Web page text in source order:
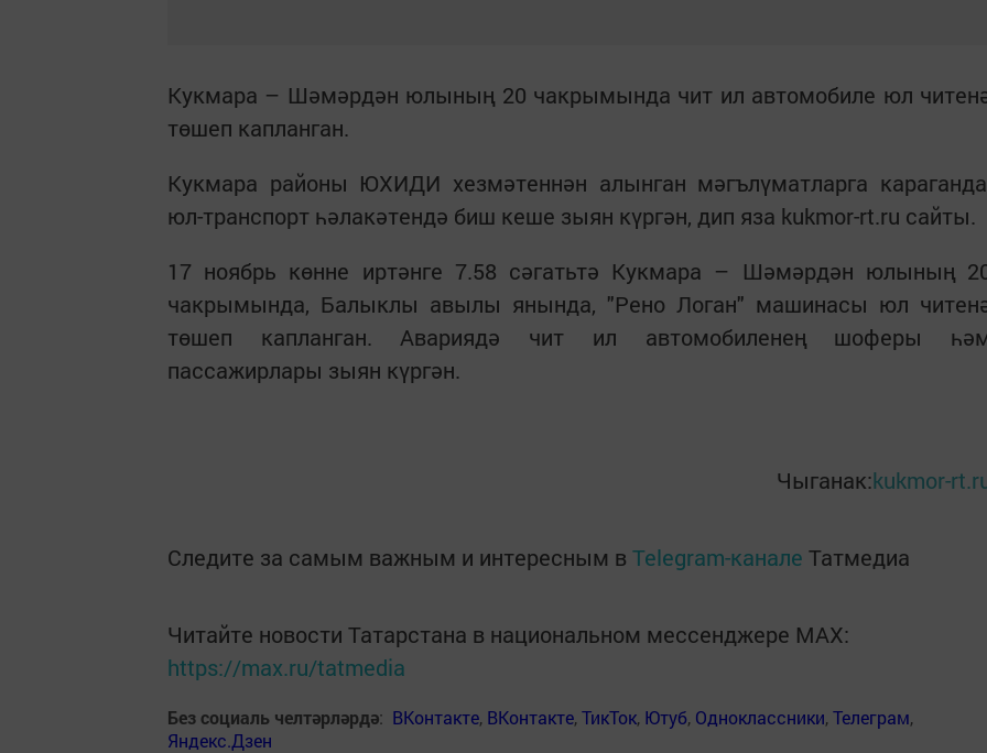
Кукмара – Шәмәрдән юлының 20 чакрымында чит ил автомобиле юл
төшеп капланган.
Кукмара районы ЮХИДИ хезмәтеннән алынган мәгълүматларга
юл-транспорт һәлакәтендә биш кеше зыян күргән, дип яза kukmor-rt.ru сайты.
17 ноябрь көнне иртәнге 7.58 сәгатьтә Кукмара – Шәмәрдән юлының
чакрымында, Балыклы авылы янында, "Рено Логан" машинасы юл
төшеп капланган. Авариядә чит ил автомобиленең шоферы
пассажирлары зыян күргән.
Чыганак:kukmor-
Следите за самым важным и интересным в Telegram-канале Татмедиа
Читайте новости Татарстана в национальном мессенджере MАХ:
https://max.ru/tatmedia
Без социаль челтәрләрдә: ВКонтакте, ВКонтакте,ТикТок, Ютуб, Одноклассники,Телеграм,
Яндекс.Дзен